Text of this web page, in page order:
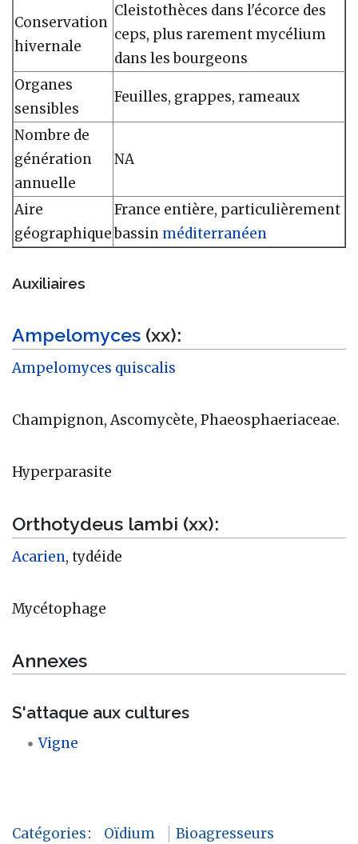
Conservation
hivernale
Cleistothèces dans l'écorce des
ceps, plus rarement mycélium
dans les bourgeons
Organes
sensibles
Feuilles, grappes, rameaux
Nombre de
génération
annuelle
NA
Aire
géographique
France entière, particulièrement
bassin méditerranéen
Auxiliaires
Ampelomyces (xx):
Ampelomyces quiscalis
Champignon, Ascomycète, Phaeosphaeriaceae.
Hyperparasite
Orthotydeus lambi (xx):
Acarien, tydéide
Mycétophage
Annexes
S'attaque aux cultures
Vigne
Catégories: Oïdium Bioagresseurs